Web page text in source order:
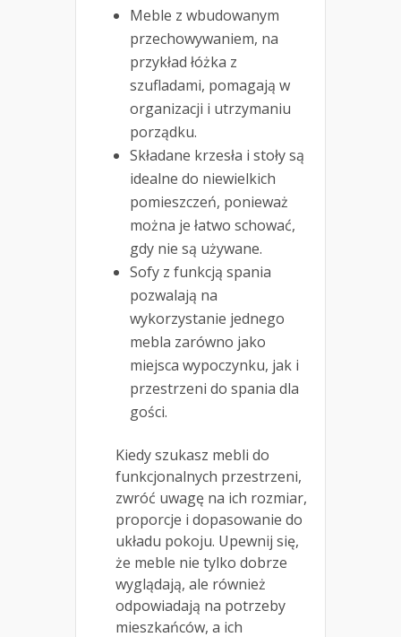
Meble z wbudowanym
przechowywaniem, na
przykład łóżka z
szufladami, pomagają w
organizacji i utrzymaniu
porządku.
Składane krzesła i stoły są
idealne do niewielkich
pomieszczeń, ponieważ
można je łatwo schować,
gdy nie są używane.
Sofy z funkcją spania
pozwalają na
wykorzystanie jednego
mebla zarówno jako
miejsca wypoczynku, jak i
przestrzeni do spania dla
gości.
Kiedy szukasz mebli do
funkcjonalnych przestrzeni,
zwróć uwagę na ich rozmiar,
proporcje i dopasowanie do
układu pokoju. Upewnij się,
że meble nie tylko dobrze
wyglądają, ale również
odpowiadają na potrzeby
mieszkańców, a ich